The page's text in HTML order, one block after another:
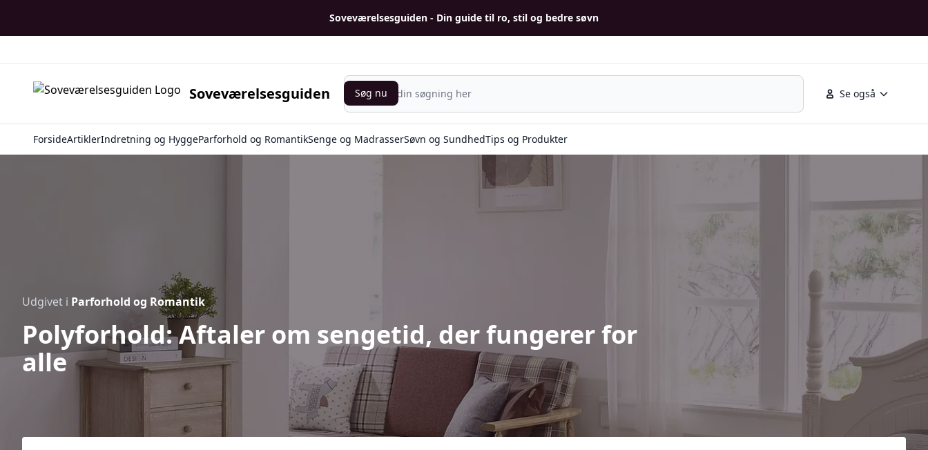
Soveværelsesguiden - Din guide til ro, stil og bedre søvn
Soveværelsesguiden Se også
Søg nu
Søg nu
ForsideArtiklerIndretning og HyggeParforhold og RomantikSenge og MadrasserSøvn og SundhedTips og Produkter
Udgivet i Parforhold og Romantik
Polyforhold: Aftaler om sengetid, der fungerer for
alle